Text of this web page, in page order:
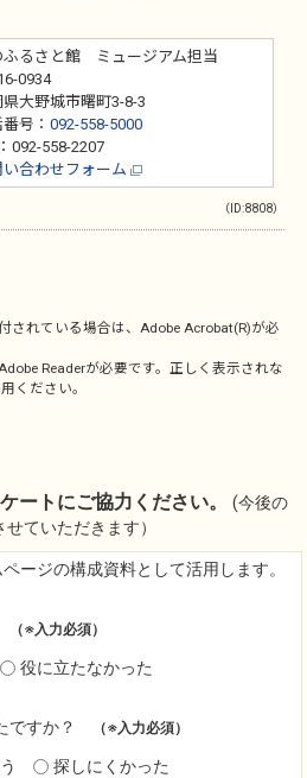
ふるさと館 ミュージアム担当
0934
大野城市曙町3-8-3
号： 092-558-5000
092-558-2207
い合わせフォーム
（ID:8808）
されている場合は、Adobe Acrobat(R)が必
Readerが必要です。正しく表示されな
ください。